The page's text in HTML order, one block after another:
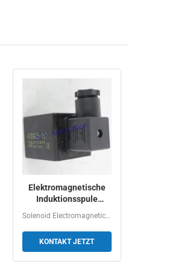
Elektromagnetische
Induktionsspule
Solenoid Electromagnetic Induction Coil 400425205,...
KONTAKT JETZT